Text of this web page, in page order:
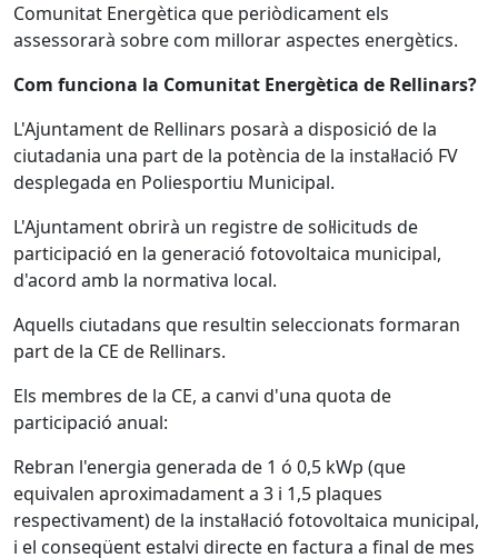
Comunitat Energètica que periòdicament els
assessorarà sobre com millorar aspectes energètics.
Com funciona la Comunitat Energètica de Rellinars?
L'Ajuntament de Rellinars posarà a disposició de la
ciutadania una part de la potència de la instal·lació FV
desplegada en Poliesportiu Municipal.
L'Ajuntament obrirà un registre de sol·licituds de
participació en la generació fotovoltaica municipal,
d'acord amb la normativa local.
Aquells ciutadans que resultin seleccionats formaran
part de la CE de Rellinars.
Els membres de la CE, a canvi d'una quota de
participació anual:
Rebran l'energia generada de 1 ó 0,5 kWp (que
equivalen aproximadament a 3 i 1,5 plaques
respectivament) de la instal·lació fotovoltaica municipal,
i el conseqüent estalvi directe en factura a final de mes